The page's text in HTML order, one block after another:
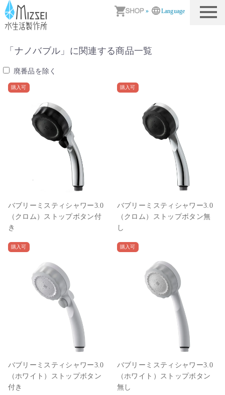
» Language
商品情報｜水生活製作所
「 ナノバブル 」に関連する商品一覧
廃番品を除く
購入可
バブリーミスティシャワー3.0
（クロム）ストップボタン付
き
購入可
バブリーミスティシャワー3.0
（クロム）ストップボタン無
し
購入可
バブリーミスティシャワー3.0
（ホワイト）ストップボタン
付き
購入可
バブリーミスティシャワー3.0
（ホワイト）ストップボタン
無し